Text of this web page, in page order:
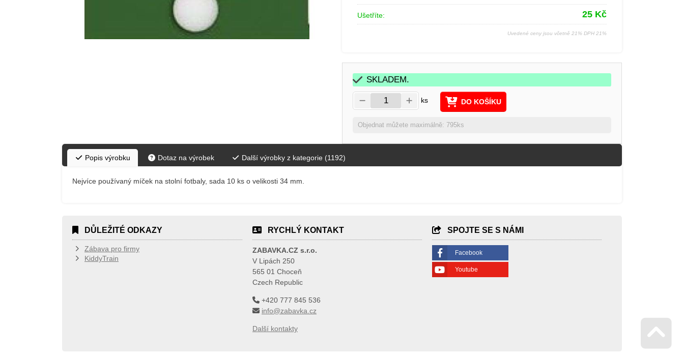
Ušetříte: 25 Kč
Uvedené ceny jsou včetně 21% DPH 21%
SKLADEM.
ks DO KOŠÍKU
Objednat můžete maximálně: 795ks
Popis výrobku Dotaz na výrobek Další výrobky z kategorie (1192)
Nejvíce používaný míček na stolní fotbaly, sada 10 ks o velikosti 34 mm.
DŮLEŽITÉ ODKAZY
Zábava pro firmy
KiddyTrain
RYCHLÝ KONTAKT
ZABAVKA.CZ s.r.o.
V Lipách 250
565 01 Choceň
Czech Republic
+420 777 845 536
info@zabavka.cz
Další kontakty
SPOJTE SE S NÁMI
Facebook
Youtube